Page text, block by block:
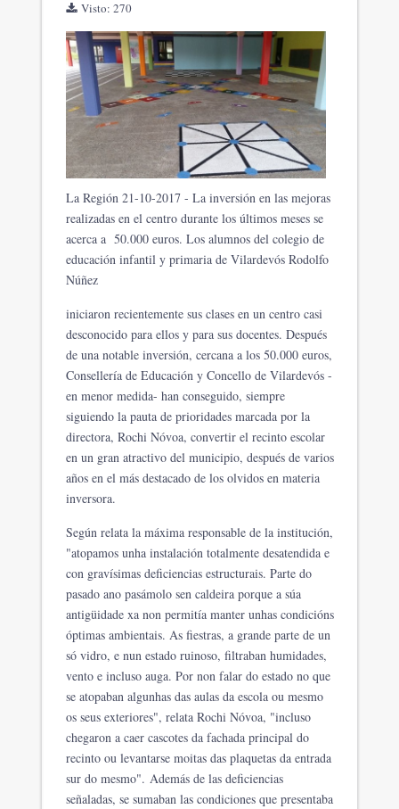
Visto: 270
La Región 21-10-2017 - La inversión en las mejoras
realizadas en el centro durante los últimos meses se
acerca a 50.000 euros. Los alumnos del colegio de
educación infantil y primaria de Vilardevós Rodolfo
Núñez
iniciaron recientemente sus clases en un centro casi
desconocido para ellos y para sus docentes. Después
de una notable inversión, cercana a los 50.000 euros,
Consellería de Educación y Concello de Vilardevós -
en menor medida- han conseguido, siempre
siguiendo la pauta de prioridades marcada por la
directora, Rochi Nóvoa, convertir el recinto escolar
en un gran atractivo del municipio, después de varios
años en el más destacado de los olvidos en materia
inversora.
Según relata la máxima responsable de la institución,
"atopamos unha instalación totalmente desatendida e
con gravísimas deficiencias estructurais. Parte do
pasado ano pasámolo sen caldeira porque a súa
antigüidade xa non permitía manter unhas condicións
óptimas ambientais. As fiestras, a grande parte de un
só vidro, e nun estado ruinoso, filtraban humidades,
vento e incluso auga. Por non falar do estado no que
se atopaban algunhas das aulas da escola ou mesmo
os seus exteriores", relata Rochi Nóvoa, "incluso
chegaron a caer cascotes da fachada principal do
recinto ou levantarse moitas das plaquetas da entrada
sur do mesmo". Además de las deficiencias
señaladas, se sumaban las condiciones que presentaba